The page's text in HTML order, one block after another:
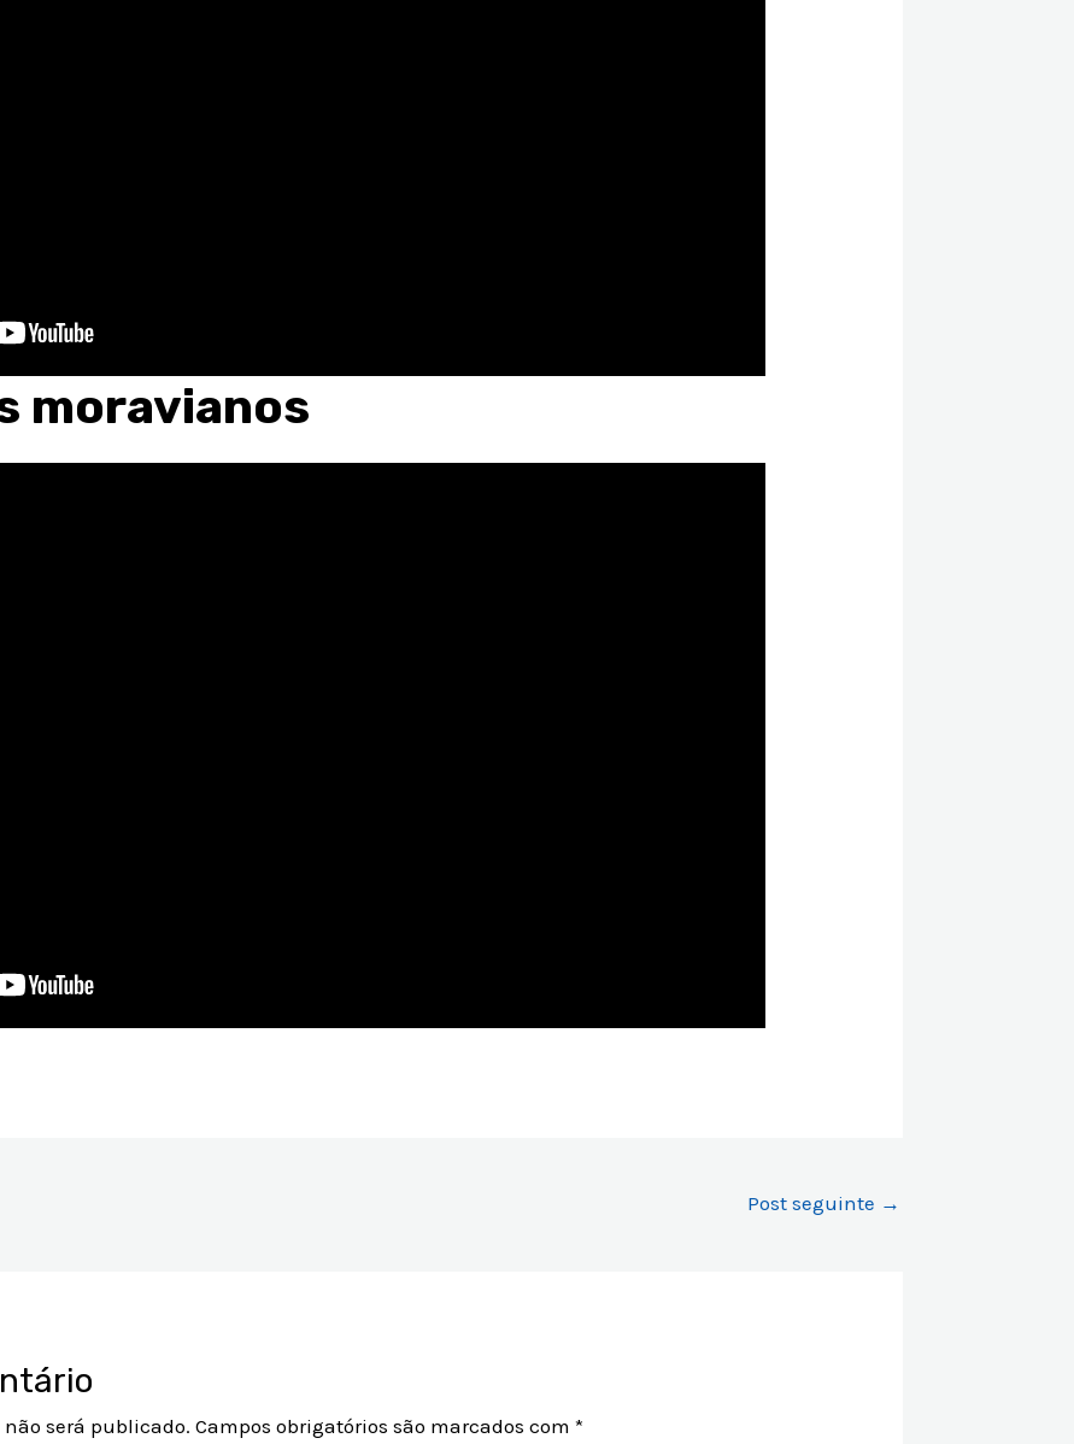
moravianos
Post seguinte →
será publicado. Campos obrigatórios são marcados com*